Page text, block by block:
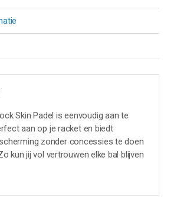
Skin Padel is eenvoudig aan te
aan op je racket en biedt
zonder concessies te doen
kun jij vol vertrouwen elke bal blijven